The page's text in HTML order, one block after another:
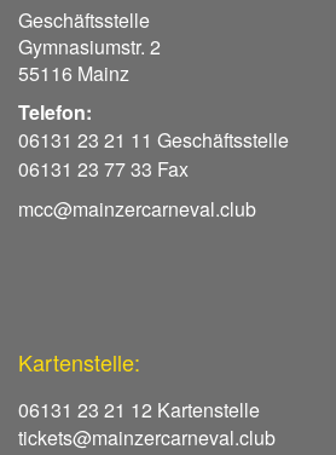
Geschäftsstelle
Gymnasiumstr. 2
55116 Mainz
Telefon:
06131 23 21 11 Geschäftsstelle
06131 23 77 33 Fax
mcc@mainzercarneval.club
Kartenstelle:
06131 23 21 12 Kartenstelle
tickets@mainzercarneval.club